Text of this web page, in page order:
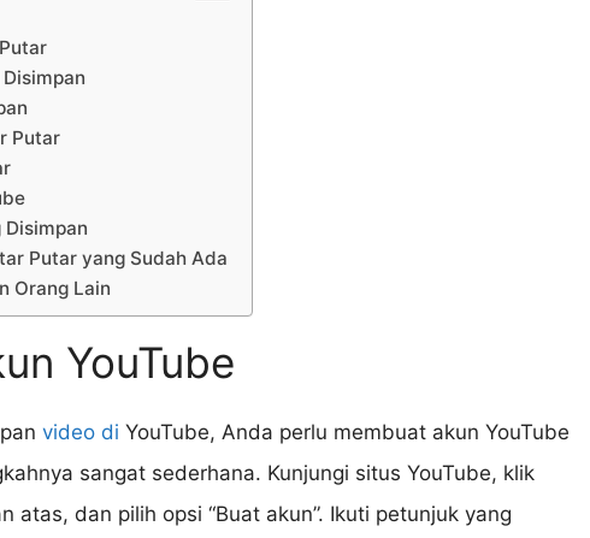
Putar
Putar yang Sudah Ada
Orang Lain
YouTube
video di YouTube, Anda perlu membuat akun YouTube
sangat sederhana. Kunjungi situs YouTube, klik
atas, dan pilih opsi “Buat akun”. Ikuti petunjuk yang